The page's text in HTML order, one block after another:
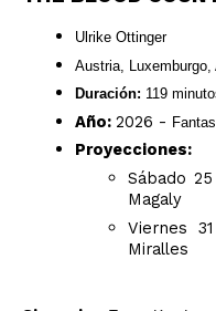
Ulrike Ottinger
Austria, Luxemburgo,
Duración: 119
Año: 2026 -
Proyecciones:
Sábado
Magaly
Viernes
Miralles